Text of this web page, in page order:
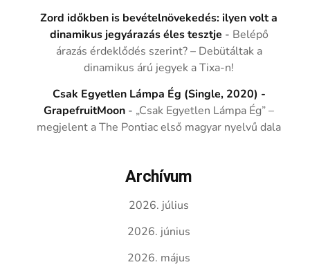
Zord időkben is bevételnövekedés: ilyen volt a
dinamikus jegyárazás éles tesztje - Belépő
árazás érdeklődés szerint? – Debütáltak a
dinamikus árú jegyek a Tixa-n!
Csak Egyetlen Lámpa Ég (Single, 2020) -
GrapefruitMoon - „Csak Egyetlen Lámpa Ég” –
megjelent a The Pontiac első magyar nyelvű dala
Archívum
2026. július
2026. június
2026. május